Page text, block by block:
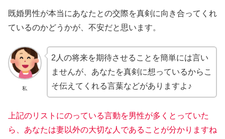
既婚男性が本当にあなたとの交際を真剣に向き合ってくれ
ているのかどうかが、不安だと思います。
私
2人の将来を期待させることを簡単には言い
ませんが、あなたを真剣に想っているからこ
そ伝えてくれる言葉などがありますよ♪
上記のリストにのっている言動を男性が多くとっていた
ら、あなたは妻以外の大切な人であることが分かりますね